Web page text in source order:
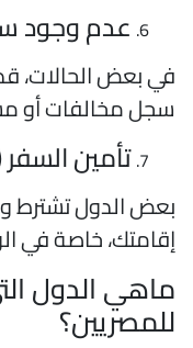
عدم وجود
بعض الحالات، قد
مخالفات أو
تأمين السفر
الدول تشترط
خاصة في
الدول التي